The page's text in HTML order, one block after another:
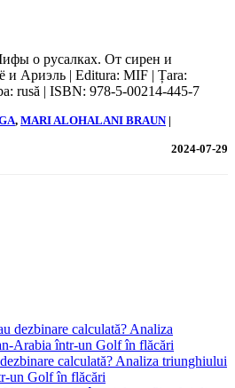
о русалках. От сирен и
Ариэль | Editura: MIF | Țara:
rusă | ISBN: 978-5-00214-445-7
, MARI ALOHALANI BRAUN|
2024-07-29
calculată? Analiza triunghiului
un Golf în flăcări